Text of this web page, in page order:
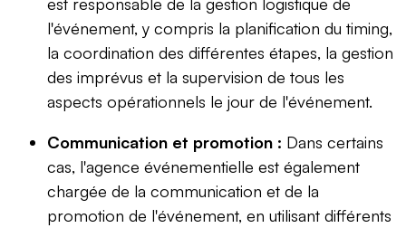
l'événement, y compris la planification du timing,
la coordination des différentes étapes, la gestion
des imprévus et la supervision de tous les
aspects opérationnels le jour de l'événement.
Communication et promotion : Dans certains
cas, l'agence événementielle est également
chargée de la communication et de la
promotion de l'événement, en utilisant différents